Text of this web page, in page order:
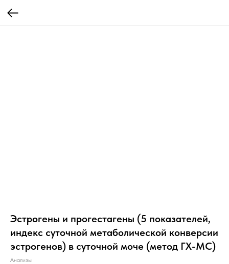
Эстрогены и прогестагены (5 показателей,
индекс суточной метаболической конверсии
эстрогенов) в суточной моче (метод ГХ-МС)
Анализы